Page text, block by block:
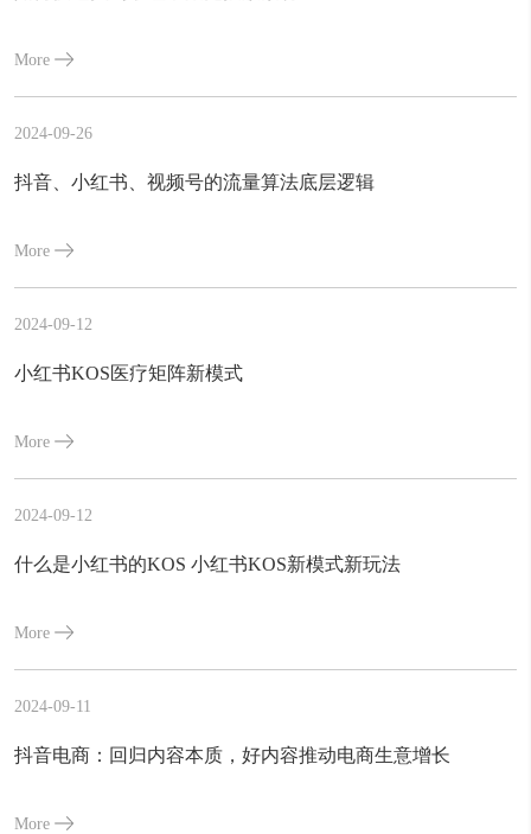
More
2024-09-26
抖音、小红书、视频号的流量算法底层逻辑
More
2024-09-12
小红书KOS医疗矩阵新模式
More
2024-09-12
什么是小红书的KOS 小红书KOS新模式新玩法
More
2024-09-11
抖音电商：回归内容本质，好内容推动电商生意增长
More